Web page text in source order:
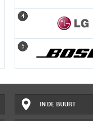
4
5
IN DE BUURT